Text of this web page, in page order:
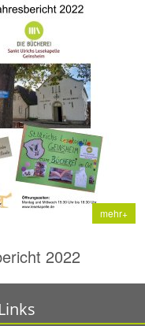
mehr+
2022
Links